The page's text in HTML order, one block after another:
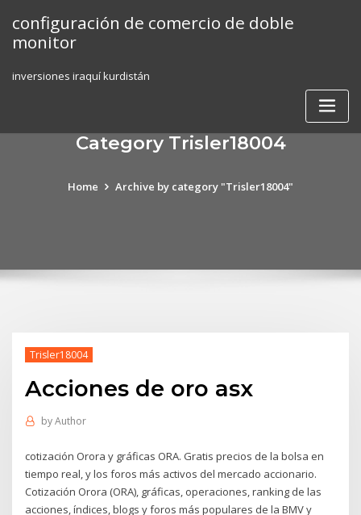
content
configuración de comercio de doble
monitor
inversiones iraquí kurdistán
Category Trisler18004
Home Archive by category "Trisler18004"
Trisler18004
Acciones de oro asx
byAuthor
cotización Orora y gráficas ORA. Gratis precios de la bolsa en
tiempo real, y los foros más activos del mercado accionario.
Cotización Orora (ORA), gráficas, operaciones, ranking de las
acciones, índices, blogs y foros más populares de la BMV y